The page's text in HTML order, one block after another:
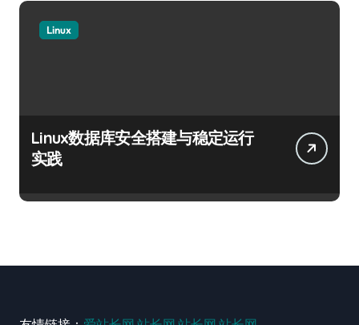
Linux
Linux数据库安全搭建与稳定运行
实践